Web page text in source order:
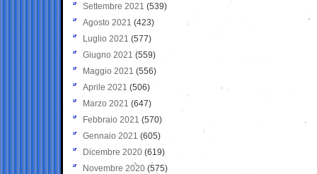
Settembre 2021 (539)
Agosto 2021 (423)
Luglio 2021 (577)
Giugno 2021(559)
Maggio 2021 (556)
Aprile 2021 (506)
Marzo 2021 (647)
Febbraio 2021 (570)
Gennaio 2021 (605)
Dicembre 2020 (619)
Novembre 2020 (575)